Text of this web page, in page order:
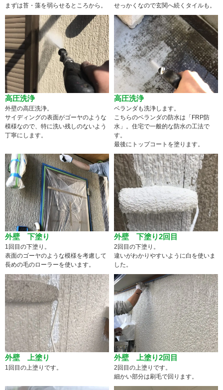
まずは苔・藻を弱らせるところから。 せっかくなので玄関へ続くタイルも。
高圧洗浄
外壁の高圧洗浄。
サイディングの表面がゴーヤのような
模様なので、特に洗い残しのないよう
丁寧にします。
高圧洗浄
ベランダも洗浄します。
こちらのベランダの防水は「FRP防
水」。住宅で一般的な防水の工法で
す。
最後にトップコートを塗ります。
外壁 下塗り
1回目の下塗り。
表面のゴーヤのような模様を考慮して
長めの毛のローラーを使います。
外壁 下塗り2回目
2回目の下塗り。
違いがわかりやすいように白を使いま
した。
外壁 上塗り
1回目の上塗りです。
外壁 上塗り2回目
2回目の上塗りです。
細かい部分は刷毛で回ります。